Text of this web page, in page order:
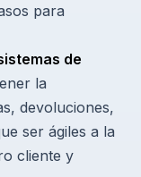
para
de
la
devoluciones,
ser ágiles a la
cliente y